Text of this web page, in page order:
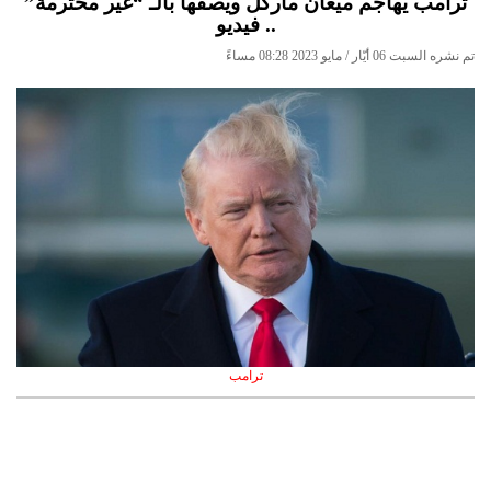
.. فيديو
تم نشره السبت 06 أيّار / مايو 2023 08:28 مساءً
ترامب